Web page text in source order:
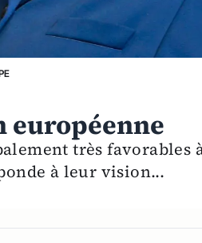
européenne
très favorables
à leur vision...